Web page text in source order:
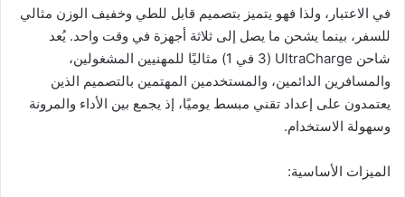
في الاعتبار، ولذا فهو يتميز بتصميم قابل للطي وخفيف الوزن مثالي
للسفر، بينما يشحن ما يصل إلى ثلاثة أجهزة في وقت واحد. يُعد
شاحن UltraCharge (3 في 1) مثاليًا للمهنيين المشغولين،
والمسافرين الدائمين، والمستخدمين المهتمين بالتصميم الذين
يعتمدون على إعداد تقني مبسط يوميًا، إذ يجمع بين الأداء والمرونة
وسهولة الاستخدام.
الميزات الأساسية: